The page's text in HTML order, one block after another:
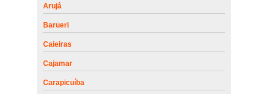
Arujá
Barueri
Caieiras
Cajamar
Carapicuíba